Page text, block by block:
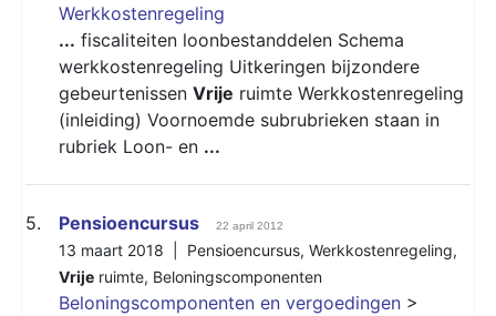
Werkkostenregeling
... fiscaliteiten loonbestanddelen Schema
werkkostenregeling Uitkeringen bijzondere
gebeurtenissen Vrije ruimte Werkkostenregeling
(inleiding) Voornoemde subrubrieken staan in
rubriek Loon- en ...
5. Pensioencursus 22 april 2012
13 maart 2018 | Pensioencursus, Werkkostenregeling,
Vrije ruimte, Beloningscomponenten
Beloningscomponenten en vergoedingen >